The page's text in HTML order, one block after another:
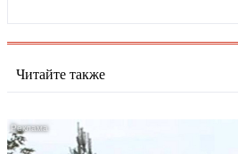
Читайте также